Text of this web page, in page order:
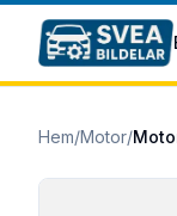
Hoppa till
Hem/Motor/